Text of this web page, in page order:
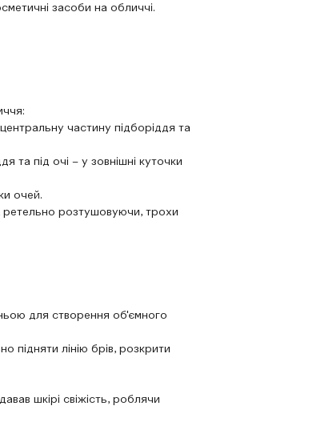
засоби на обличчі.
частину підборіддя та
під очі – у зовнішні куточки
очей.
ретельно розтушовуючи, трохи
для створення об'ємного
підняти лінію брів, розкрити
шкірі свіжість, роблячи